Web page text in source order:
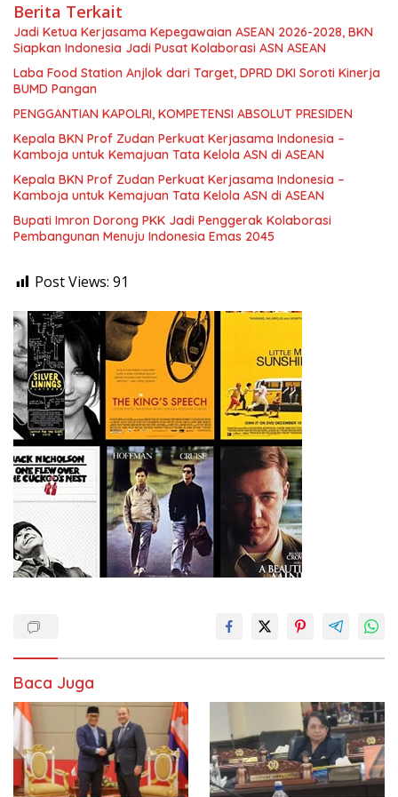
Berita Terkait
Jadi Ketua Kerjasama Kepegawaian ASEAN 2026-2028, BKN
Siapkan Indonesia Jadi Pusat Kolaborasi ASN ASEAN
Laba Food Station Anjlok dari Target, DPRD DKI Soroti Kinerja
BUMD Pangan
PENGGANTIAN KAPOLRI, KOMPETENSI ABSOLUT PRESIDEN
Kepala BKN Prof Zudan Perkuat Kerjasama Indonesia –
Kamboja untuk Kemajuan Tata Kelola ASN di ASEAN
Kepala BKN Prof Zudan Perkuat Kerjasama Indonesia –
Kamboja untuk Kemajuan Tata Kelola ASN di ASEAN
Bupati Imron Dorong PKK Jadi Penggerak Kolaborasi
Pembangunan Menuju Indonesia Emas 2045
Post Views: 91
Baca Juga